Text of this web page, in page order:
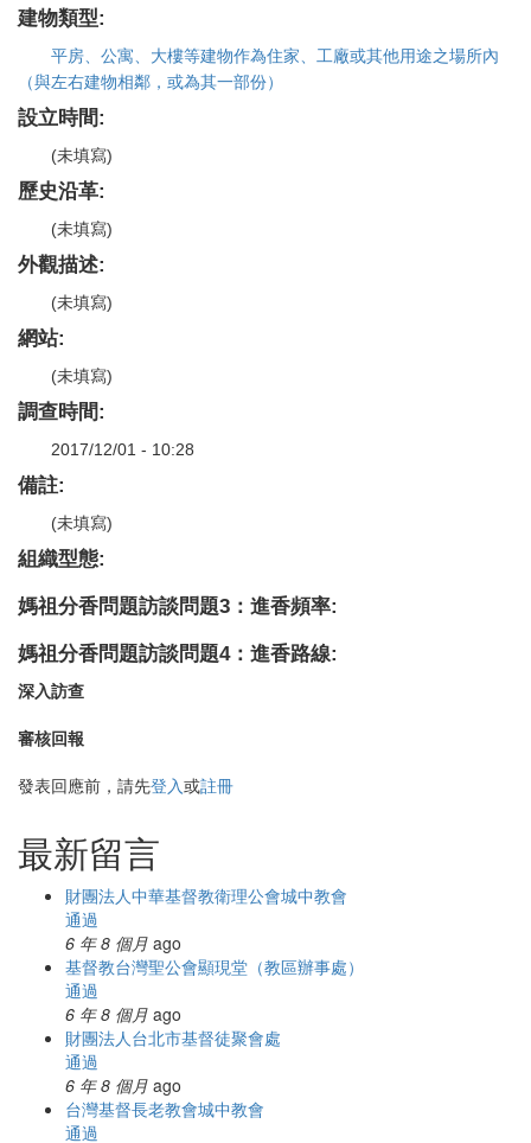
建物類型:
平房、公寓、大樓等建物作為住家、工廠或其他用途之場所內
（與左右建物相鄰，或為其一部份）
設立時間:
(未填寫)
歷史沿革:
(未填寫)
外觀描述:
(未填寫)
網站:
(未填寫)
調查時間:
2017/12/01 - 10:28
備註:
(未填寫)
組織型態:
媽祖分香問題訪談問題3：進香頻率:
媽祖分香問題訪談問題4：進香路線:
深入訪查
審核回報
發表回應前，請先登入或註冊
最新留言
財團法人中華基督教衛理公會城中教會
通過
6 年 8 個月 ago
基督教台灣聖公會顯現堂（教區辦事處）
通過
6 年 8 個月 ago
財團法人台北市基督徒聚會處
通過
6 年 8 個月 ago
台灣基督長老教會城中教會
通過